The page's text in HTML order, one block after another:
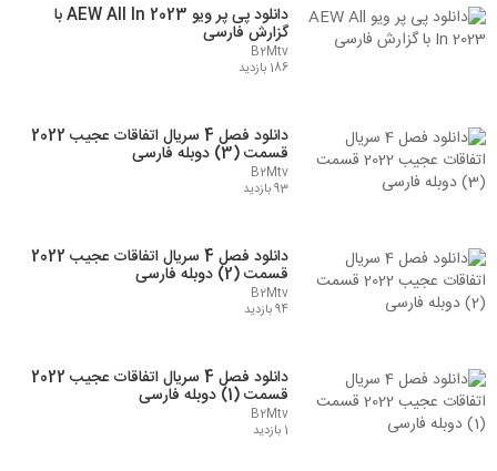
دانلود پی پر ویو AEW All In 2023 با
گزارش فارسی
B2Mtv
186 بازدید
دانلود فصل 4 سریال اتفاقات عجیب 2022
قسمت (3) دوبله فارسی
B2Mtv
93 بازدید
دانلود فصل 4 سریال اتفاقات عجیب 2022
قسمت (2) دوبله فارسی
B2Mtv
94 بازدید
دانلود فصل 4 سریال اتفاقات عجیب 2022
قسمت (1) دوبله فارسی
B2Mtv
1 بازدید